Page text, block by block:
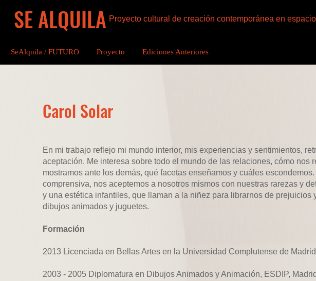
SE ALQUILA Proyecto cultural de creación contemporánea en
SeAlquila / FUTURO Proyecto Ediciones Anteriores
Carol Solar
En mi trabajo reflejo mi mundo interior, mis experiencias y sentimientos,
aceptación. Me interesa sobre todo el mundo de las relaciones, cómo nos
mostramos ante los demás, qué facetas enseñamos y cuáles
comprensiva, nos aceptemos a nosotros mismos con nuestras rarezas y
y una estética infantiles, que llaman a la niñez para librarnos de
dibujos animados y juguetes.
Formación
2013 Licenciada en Bellas Artes en la Universidad Complutense de
2003 - 2005 Diplomatura en Dibujos Animados y Animación, ESDIP,